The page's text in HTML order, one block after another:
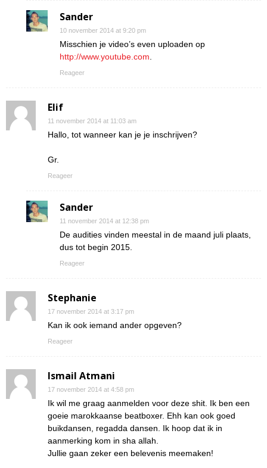
Sander
10 november 2014 at 9:20 pm
Misschien je video’s even uploaden op
http://www.youtube.com.
Reageer
Elif
11 november 2014 at 11:03 am
Hallo, tot wanneer kan je je inschrijven?
Gr.
Reageer
Sander
11 november 2014 at 12:38 pm
De audities vinden meestal in de maand juli plaats,
dus tot begin 2015.
Reageer
Stephanie
17 november 2014 at 3:17 pm
Kan ik ook iemand ander opgeven?
Reageer
Ismail Atmani
17 november 2014 at 4:58 pm
Ik wil me graag aanmelden voor deze shit. Ik ben een
goeie marokkaanse beatboxer. Ehh kan ook goed
buikdansen, regadda dansen. Ik hoop dat ik in
aanmerking kom in sha allah.
Jullie gaan zeker een belevenis meemaken!